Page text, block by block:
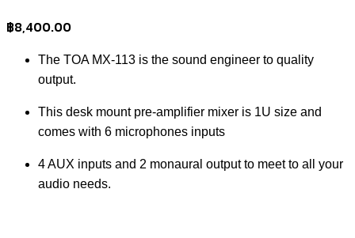
฿8,400.00
The TOA MX-113 is the sound engineer to quality
output.
This desk mount pre-amplifier mixer is 1U size and
comes with 6 microphones inputs
4 AUX inputs and 2 monaural output to meet to all your
audio needs.